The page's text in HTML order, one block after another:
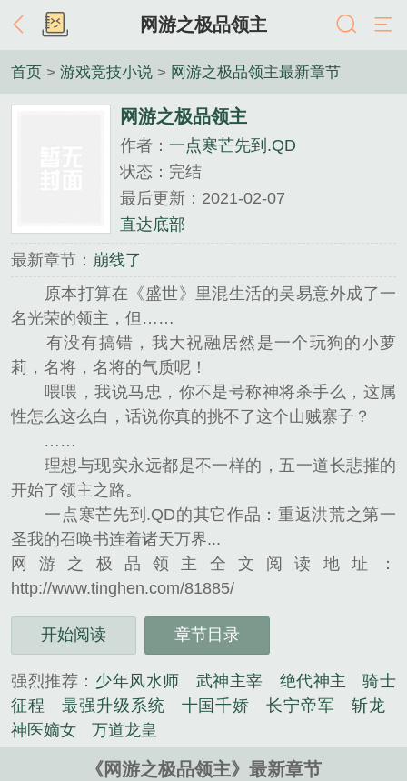
网游之极品领主
首页 > 游戏竞技小说 > 网游之极品领主最新章节
网游之极品领主
作者： 一点寒芒先到.QD
状态：完结
最后更新：2021-02-07
直达底部
最新章节： 崩线了
原本打算在《盛世》里混生活的吴易意外成了一
名光荣的领主，但……
有没有搞错，我大祝融居然是一个玩狗的小萝
莉，名将，名将的气质呢！
喂喂，我说马忠，你不是号称神将杀手么，这属
性怎么这么白，话说你真的挑不了这个山贼寨子？
……
理想与现实永远都是不一样的，五一道长悲摧的
开始了领主之路。
一点寒芒先到.QD的其它作品：重返洪荒之第一
圣我的召唤书连着诸天万界...
网游之极品领主全文阅读地址：
http://www.tinghen.com/81885/
开始阅读 章节目录
强烈推荐： 少年风水师 武神主宰 绝代神主
骑士
征程
最强升级系统 十国千娇 长宁帝军
斩龙
神医嫡女
万道龙皇
《网游之极品领主》最新章节